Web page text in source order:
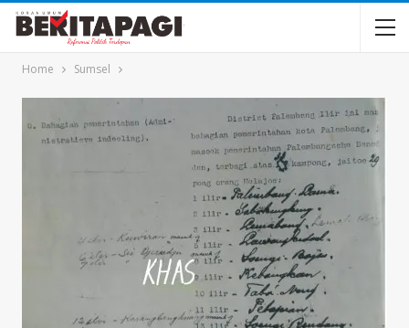
Home Sumsel